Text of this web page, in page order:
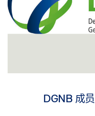
DGNB 成员